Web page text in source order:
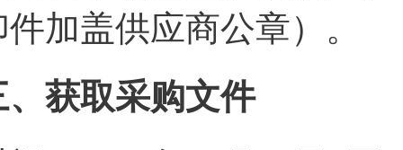
件加盖供应商公章）。
、获取采购文件